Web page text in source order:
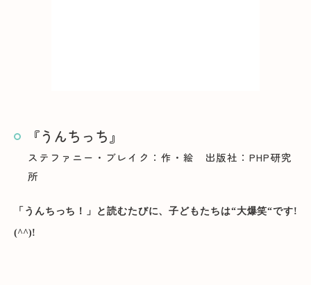
『うんちっち』
ステファニー・ブレイク：作・絵 出版社：PHP研究
所
「うんちっち！」と読むたびに、子どもたちは“大爆笑“です!
(^^)!